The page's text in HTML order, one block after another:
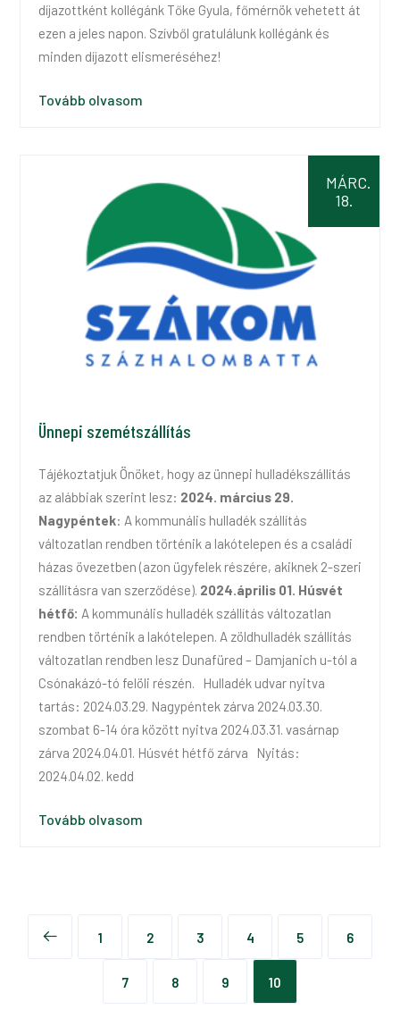
díjazottként kollégánk Tőke Gyula, főmérnök vehetett át
ezen a jeles napon. Szívből gratulálunk kollégánk és
minden díjazott elismeréséhez!
Tovább olvasom
MÁRC.
18.
Ünnepi szemétszállítás
Tájékoztatjuk Önöket, hogy az ünnepi hulladékszállítás
az alábbiak szerint lesz: 2024. március 29.
Nagypéntek: A kommunális hulladék szállítás
változatlan rendben történik a lakótelepen és a családi
házas övezetben (azon ügyfelek részére, akiknek 2-szeri
szállításra van szerződése). 2024.április 01. Húsvét
hétfő: A kommunális hulladék szállítás változatlan
rendben történik a lakótelepen. A zöldhulladék szállítás
változatlan rendben lesz Dunafüred – Damjanich u-tól a
Csónakázó-tó felöli részén. Hulladék udvar nyitva
tartás: 2024.03.29. Nagypéntek zárva 2024.03.30.
szombat 6-14 óra között nyitva 2024.03.31. vasárnap
zárva 2024.04.01. Húsvét hétfő zárva Nyitás:
2024.04.02. kedd
Tovább olvasom
1 2 3 4 5 6
7 8 9 10